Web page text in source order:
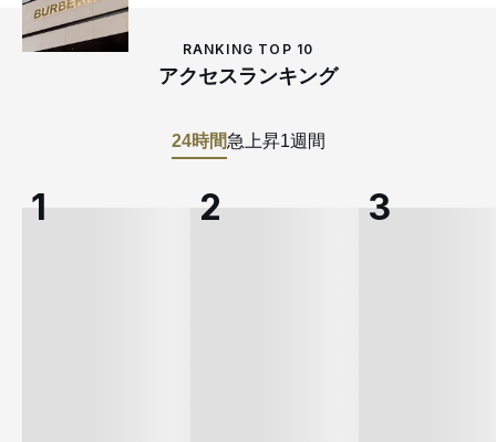
RANKING TOP 10
アクセスランキング
24時間急上昇1週間